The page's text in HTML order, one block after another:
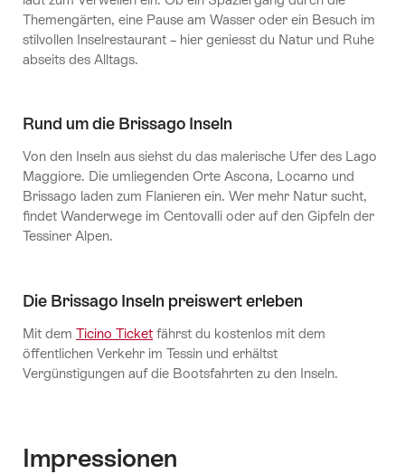
Themengärten, eine Pause am Wasser oder ein Besuch im
stilvollen Inselrestaurant – hier geniesst du Natur und Ruhe
abseits des Alltags.
Rund um die Brissago Inseln
Von den Inseln aus siehst du das malerische Ufer des Lago
Maggiore. Die umliegenden Orte Ascona, Locarno und
Brissago laden zum Flanieren ein. Wer mehr Natur sucht,
findet Wanderwege im Centovalli oder auf den Gipfeln der
Tessiner Alpen.
Die Brissago Inseln preiswert erleben
Mit dem Ticino Ticket fährst du kostenlos mit dem
öffentlichen Verkehr im Tessin und erhältst
Vergünstigungen auf die Bootsfahrten zu den Inseln.
Impressionen